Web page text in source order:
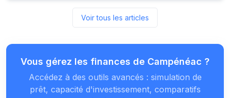
Voir tous les articles
Vous gérez les finances de Campénéac ?
Accédez à des outils avancés : simulation de
prêt, capacité d'investissement, comparatifs